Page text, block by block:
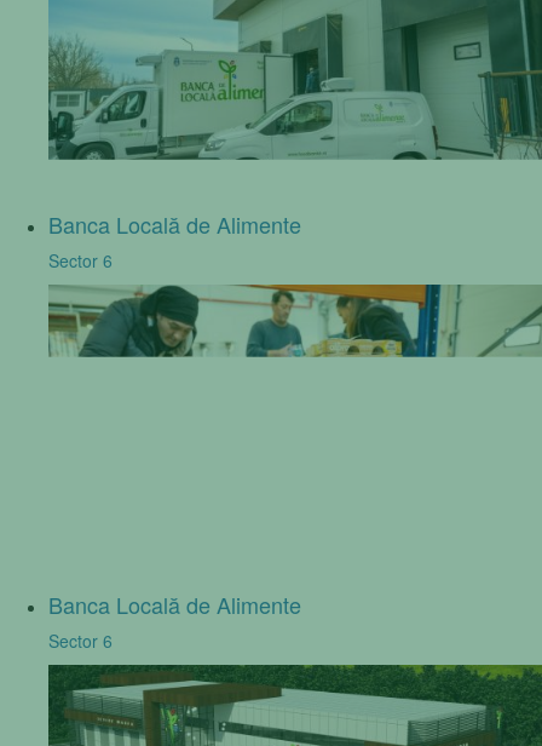
Banca Locală de Alimente
Sector 6
Banca Locală de Alimente
Sector 6